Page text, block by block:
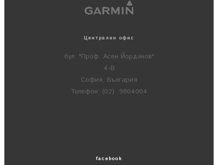
Централен офис
бул. "Проф. Асен Йорданов"
4-В
София, България
Телефон: (02) 9804004
facebook